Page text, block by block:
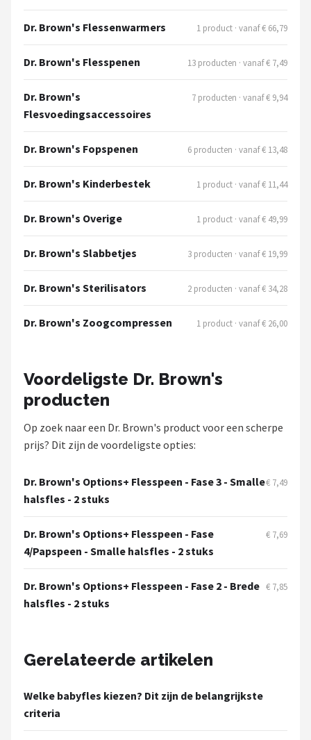
Stokke
Done by Deer
Funnies.
Alle merken →
Dr. Brown's Flessenwarmers 1 product · vanaf € 66,79
Dr. Brown's Flesspenen 13 producten · vanaf € 7,49
Dr. Brown's
Flesvoedingsaccessoires
7 producten · vanaf € 9,94
Dr. Brown's Fopspenen 6 producten · vanaf € 13,48
Dr. Brown's Kinderbestek 1 product · vanaf € 11,44
Dr. Brown's Overige 1 product · vanaf € 49,99
Dr. Brown's Slabbetjes 3 producten · vanaf € 19,99
Dr. Brown's Sterilisators 2 producten · vanaf € 34,28
Dr. Brown's Zoogcompressen 1 product · vanaf € 26,00
Voordeligste Dr. Brown's
producten
Op zoek naar een Dr. Brown's product voor een scherpe
prijs? Dit zijn de voordeligste opties:
Dr. Brown's Options+ Flesspeen - Fase 3 - Smalle
halsfles - 2 stuks
€ 7,49
Dr. Brown's Options+ Flesspeen - Fase
4/Papspeen - Smalle halsfles - 2 stuks
€ 7,69
Dr. Brown's Options+ Flesspeen - Fase 2 - Brede
halsfles - 2 stuks
€ 7,85
Gerelateerde artikelen
Welke babyfles kiezen? Dit zijn de belangrijkste
criteria